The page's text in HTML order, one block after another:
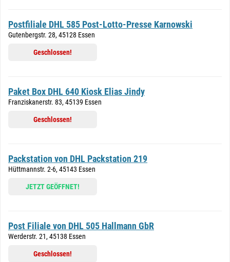
Postfiliale DHL 585 Post-Lotto-Presse Karnowski
Gutenbergstr. 28, 45128 Essen
Geschlossen!
Paket Box DHL 640 Kiosk Elias Jindy
Franziskanerstr. 83, 45139 Essen
Geschlossen!
Packstation von DHL Packstation 219
Hüttmannstr. 2-6, 45143 Essen
JETZT GEÖFFNET!
Post Filiale von DHL 505 Hallmann GbR
Werderstr. 21, 45138 Essen
Geschlossen!